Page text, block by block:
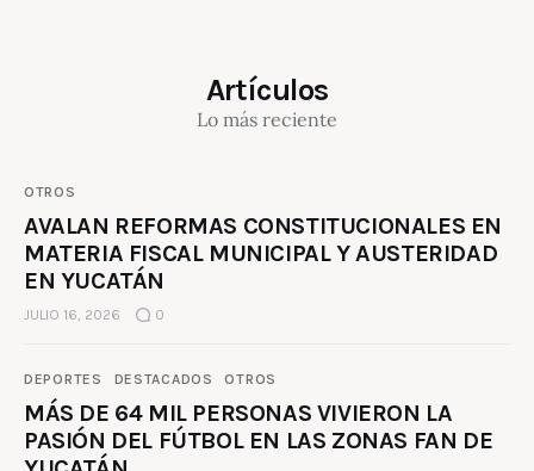
Artículos
Lo más reciente
OTROS
AVALAN REFORMAS CONSTITUCIONALES EN
MATERIA FISCAL MUNICIPAL Y AUSTERIDAD
EN YUCATÁN
JULIO 16, 2026 0
DEPORTES DESTACADOS OTROS
MÁS DE 64 MIL PERSONAS VIVIERON LA
PASIÓN DEL FÚTBOL EN LAS ZONAS FAN DE